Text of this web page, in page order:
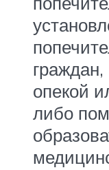
опекой
либо